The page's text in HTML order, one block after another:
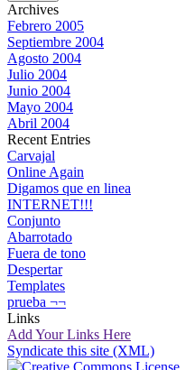
Archives
Febrero 2005
Septiembre 2004
Agosto 2004
Julio 2004
Junio 2004
Mayo 2004
Abril 2004
Recent Entries
Carvajal
Online Again
Digamos que en linea
INTERNET!!!
Conjunto
Abarrotado
Fuera de tono
Despertar
Templates
prueba ¬¬
Links
Add Your Links Here
Syndicate this site (XML)